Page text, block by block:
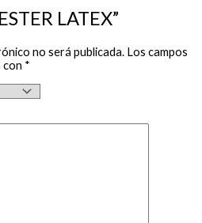
LATEX”
no será publicada. Los campos
con *